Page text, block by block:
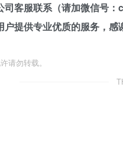
司客服联系（请加微信号：
提供专业优质的服务，感
请勿转载。